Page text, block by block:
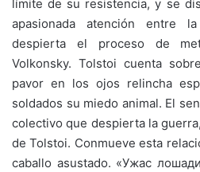
límite de su resistencia, y se
apasionada atención entre
despierta el proceso de
Volkonsky. Tolstoi cuenta
pavor en los ojos relincha
soldados su miedo animal. El
colectivo que despierta la
de Tolstoi. Conmueve esta
caballo asustado. «Ужас